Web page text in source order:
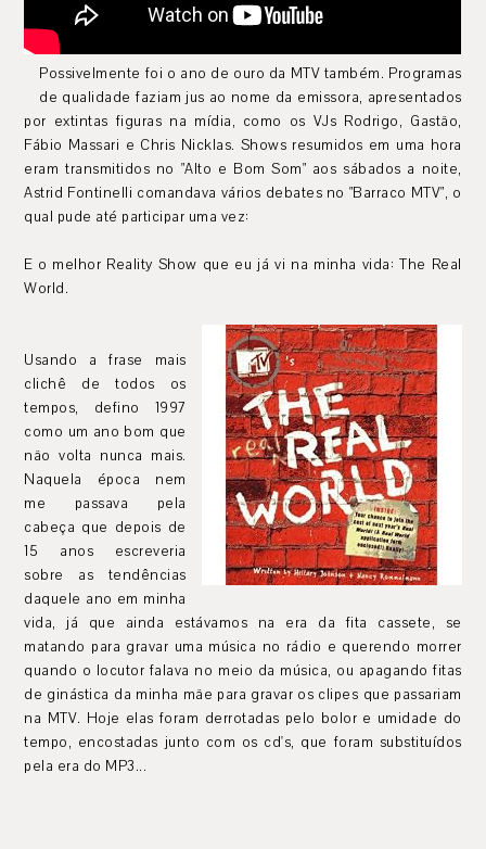
Possivelmente foi o ano de ouro da MTV também. Programas
de qualidade faziam jus ao nome da emissora, apresentados
por extintas figuras na mídia, como os VJs Rodrigo, Gastão,
Fábio Massari e Chris Nicklas. Shows resumidos em uma hora
eram transmitidos no "Alto e Bom Som" aos sábados a noite,
Astrid Fontinelli comandava vários debates no "Barraco MTV", o
qual pude até participar uma vez:
E o melhor Reality Show que eu já vi na minha vida: The Real
World.
Usando a frase mais
clichê de todos os
tempos, defino 1997
como um ano bom que
não volta nunca mais.
Naquela época nem
me passava pela
cabeça que depois de
15 anos escreveria
sobre as tendências
daquele ano em minha
vida, já que ainda estávamos na era da fita cassete, se
matando para gravar uma música no rádio e querendo morrer
quando o locutor falava no meio da música, ou apagando fitas
de ginástica da minha mãe para gravar os clipes que passariam
na MTV. Hoje elas foram derrotadas pelo bolor e umidade do
tempo, encostadas junto com os cd's, que foram substituídos
pela era do MP3...